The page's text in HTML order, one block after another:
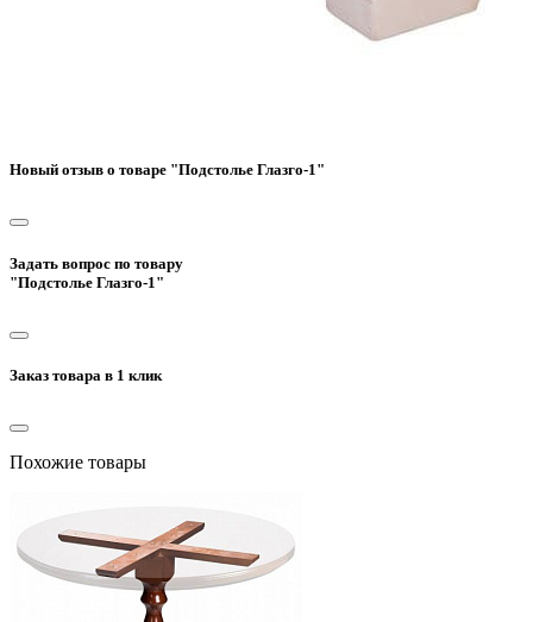
Новый отзыв о товаре "Подстолье Глазго-1"
Задать вопрос по товару
"Подстолье Глазго-1"
Заказ товара в 1 клик
Похожие товары